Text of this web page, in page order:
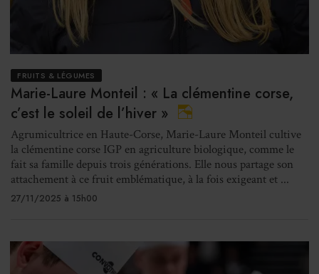
FRUITS & LÉGUMES
Marie-Laure Monteil : « La clémentine corse,
c’est le soleil de l’hiver »
Agrumicultrice en Haute-Corse, Marie-Laure Monteil cultive
la clémentine corse IGP en agriculture biologique, comme le
fait sa famille depuis trois générations. Elle nous partage son
attachement à ce fruit emblématique, à la fois exigeant et ...
27/11/2025 à 15h00